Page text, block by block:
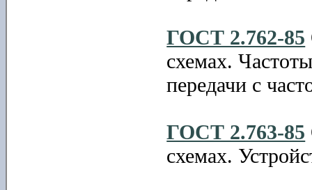
ГОСТ 2.762-85
схемах.
передачи с
ГОСТ 2.763-85
схемах.